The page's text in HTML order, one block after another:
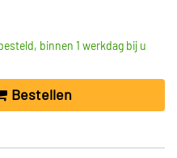
binnen 1 werkdag bij u
Bestellen